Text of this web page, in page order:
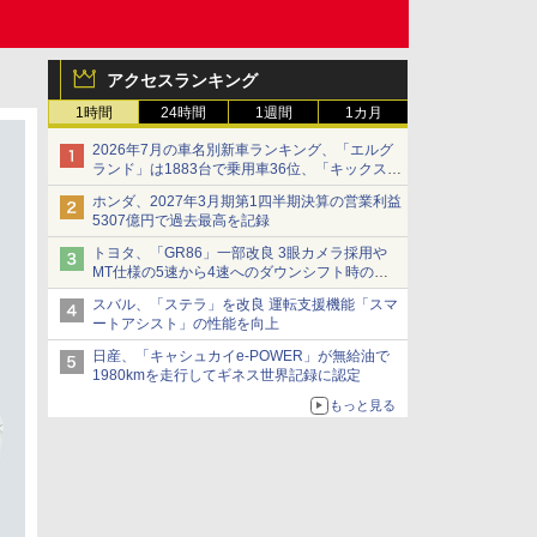
アクセスランキング
1時間 24時間 1週間 1カ月
2026年7月の車名別新車ランキング、「エルグ
ランド」は1883台で乗用車36位、「キックス」
は2591台で27位に
ホンダ、2027年3月期第1四半期決算の営業利益
5307億円で過去最高を記録
トヨタ、「GR86」一部改良 3眼カメラ採用や
MT仕様の5速から4速へのダウンシフト時の操
作性向上など
スバル、「ステラ」を改良 運転支援機能「スマ
ートアシスト」の性能を向上
日産、「キャシュカイe-POWER」が無給油で
1980kmを走行してギネス世界記録に認定
もっと見る